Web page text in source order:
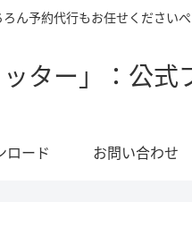
ん予約代行もお任せくださいぺ
ター」：公式
ロード お問い合わせ